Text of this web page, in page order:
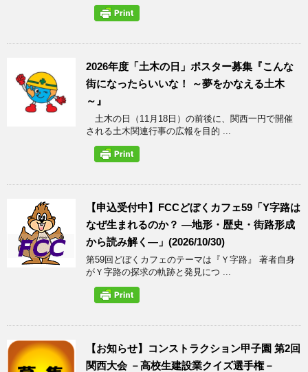
2026年度「土木の日」ポスター募集『こんな
街になったらいいな！ ～夢をかなえる土木
～』
土木の日（11月18日）の前後に、関西一円で開催
される土木関連行事の広報を目的 ...
【申込受付中】FCCどぼくカフェ59「Y字路は
なぜ生まれるのか？ ―地形・歴史・街路形成
から読み解く―」(2026/10/30)
第59回どぼくカフェのテーマは『Ｙ字路』 著者自身
がＹ字路の探求の軌跡と発見につ ...
【お知らせ】コンストラクション甲子園 第2回
関西大会 －高校生建設業クイズ選手権－